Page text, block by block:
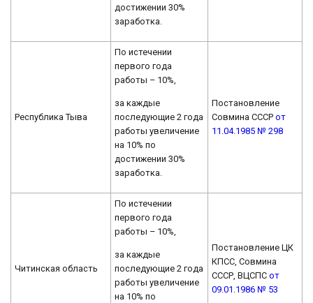
достижении 30%
заработка.
Республика Тыва
По истечении
первого года
работы – 10%,
за каждые
последующие 2 года
работы увеличение
на 10% по
достижении 30%
заработка.
Постановление
Совмина СССРот
11.04.1985 № 298
Читинская область
По истечении
первого года
работы – 10%,
за каждые
последующие 2 года
работы увеличение
на 10% по
Постановление ЦК
КПСС, Совмина
СССР, ВЦСПСот
09.01.1986 № 53